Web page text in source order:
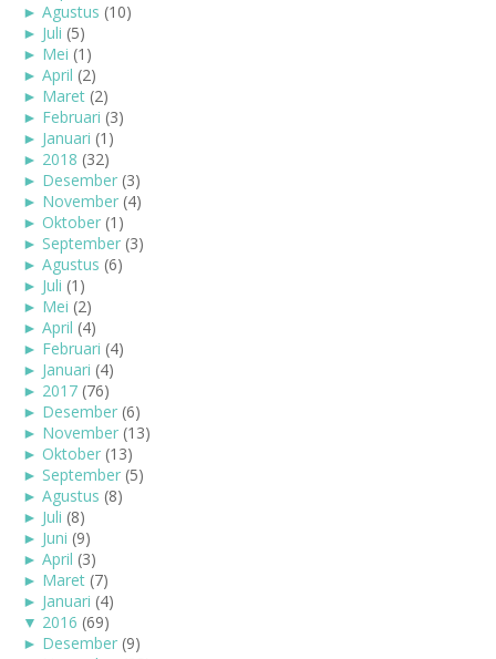
► Agustus (10)
► Juli (5)
► Mei (1)
► April (2)
► Maret (2)
► Februari (3)
► Januari (1)
► 2018 (32)
► Desember (3)
► November (4)
► Oktober (1)
► September (3)
► Agustus (6)
► Juli (1)
► Mei (2)
► April (4)
► Februari (4)
► Januari (4)
► 2017 (76)
► Desember (6)
► November (13)
► Oktober (13)
► September (5)
► Agustus (8)
► Juli (8)
► Juni (9)
► April (3)
► Maret (7)
► Januari (4)
▼ 2016 (69)
► Desember (9)